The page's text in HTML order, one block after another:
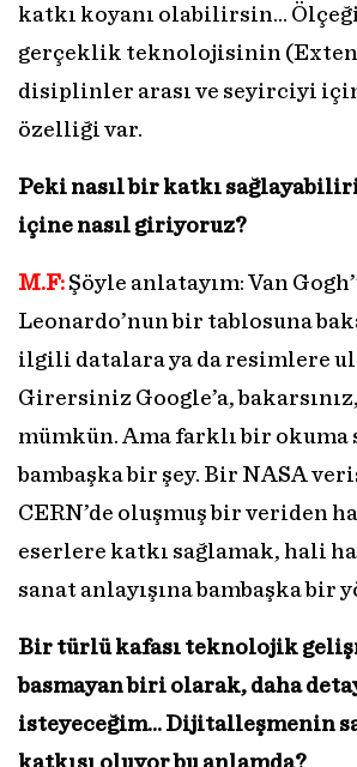
katkı koyanı olabilirsin…
gerçeklik teknolojisinin
disiplinler arası ve seyirciyi
özelliği var.
Peki nasıl bir katkı
içine nasıl giriyoruz?
M.F: Şöyle anlatayım: Van
Leonardo’nun bir tablosuna
ilgili datalara ya da resimlere
Girersiniz Google’a,
mümkün. Ama farklı bir okuma
bambaşka bir şey. Bir NASA
CERN’de oluşmuş bir veriden
eserlere katkı sağlamak, hali
sanat anlayışına bambaşka bir
Bir türlü kafası teknolojik
basmayan biri olarak, daha
isteyeceğim… Dijitalleşmenin